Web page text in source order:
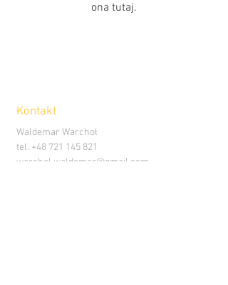
ona tutaj.
Kontakt
Waldemar Warchoł
tel. +48 721 145 821
warchol.waldemar@gmail.com